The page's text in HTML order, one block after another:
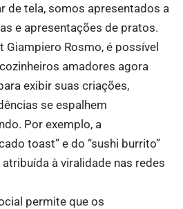
de tela, somos apresentados a
e apresentações de pratos.
Giampiero Rosmo, é possível
amadores agora
exibir suas criações,
se espalhem
Por exemplo, a
toast” e do “sushi burrito”
à viralidade nas redes
permite que os